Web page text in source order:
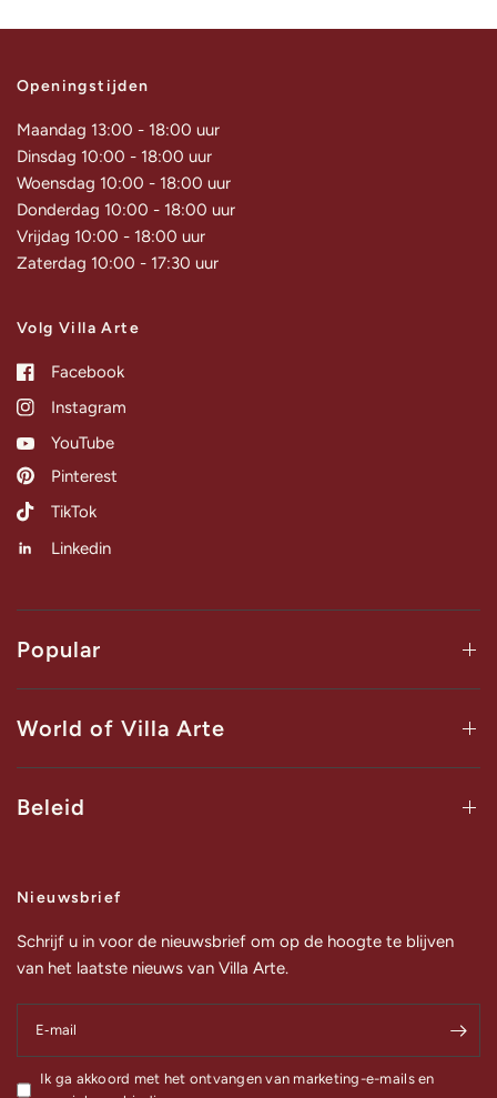
Openingstijden
Maandag 13:00 - 18:00 uur
Dinsdag 10:00 - 18:00 uur
Woensdag 10:00 - 18:00 uur
Donderdag 10:00 - 18:00 uur
Vrijdag 10:00 - 18:00 uur
Zaterdag 10:00 - 17:30 uur
Volg Villa Arte
Facebook
Instagram
YouTube
Pinterest
TikTok
Linkedin
Popular
World of Villa Arte
Beleid
Nieuwsbrief
Schrijf u in voor de nieuwsbrief om op de hoogte te blijven
van het laatste nieuws van Villa Arte.
E‑mail
Ik ga akkoord met het ontvangen van marketing-e-mails en